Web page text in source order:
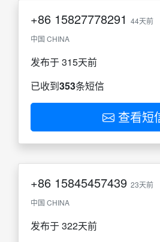
+86 15827778291 44天前
中国 CHINA
发布于 315天前
已收到353条短信
查看短
+86 15845457439 23天前
中国 CHINA
发布于 322天前